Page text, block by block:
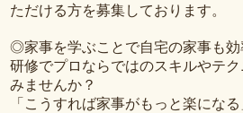
ただける方を募集しております。
◎家事を学ぶことで自宅の家事も
研修でプロならではのスキルやテ
みませんか？
「こうすれば家事がもっと楽にな